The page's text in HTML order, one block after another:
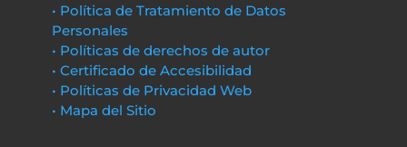
• Política de Tratamiento de Datos
Personales
• Políticas de derechos de autor
• Certificado de Accesibilidad
• Políticas de Privacidad Web
• Mapa del Sitio